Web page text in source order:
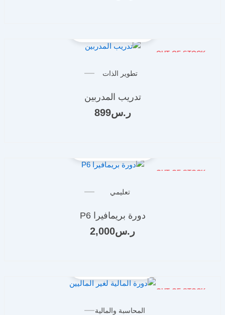
OUT OF STOCK
تطوير الذات
تدريب المدربين
ر.س 899
OUT OF STOCK
تعليمي
دورة بريمافيرا P6
ر.س 2,000
OUT OF STOCK
المحاسبة والمالية